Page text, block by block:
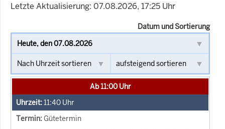
Letzte Aktualisierung: 07.08.2026, 17:25 Uhr
Datum und Sortierung
Ab 11:00 Uhr
11:40 Uhr
Gütetermin